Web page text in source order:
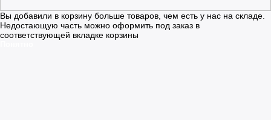
Вы добавили в корзину больше товаров, чем есть у нас на складе.
Недостающую часть можно оформить под заказ в
соответствующей вкладке корзины